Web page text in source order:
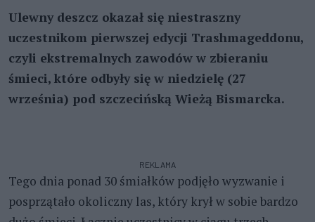
Ulewny deszcz okazał się niestraszny
uczestnikom pierwszej edycji Trashmageddonu,
czyli ekstremalnych zawodów w zbieraniu
śmieci, które odbyły się w niedzielę (27
września) pod szczecińską Wieżą Bismarcka.
REKLAMA
Tego dnia ponad 30 śmiałków podjęło wyzwanie i
posprzątało okoliczny las, który krył w sobie bardzo